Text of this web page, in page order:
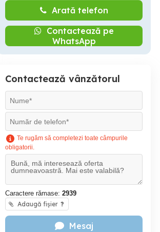
Arată telefon
Contactează pe
WhatsApp
Contactează vânzătorul
Te rugăm să completezi toate câmpurile
obligatorii.
Caractere rămase: 2939
Adaugă fișier ?
Mesaj